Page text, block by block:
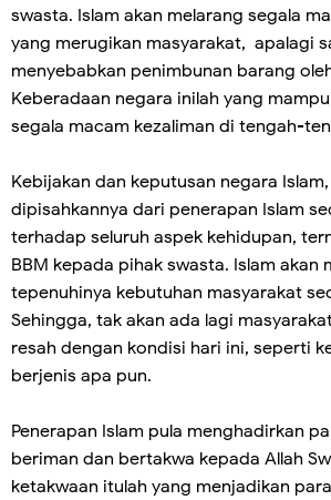
swasta. Islam akan melarang segala
yang merugikan masyarakat, apalagi
menyebabkan penimbunan barang
Keberadaan negara inilah yang
segala macam kezaliman di tengah-
Kebijakan dan keputusan negara
dipisahkannya dari penerapan Islam
terhadap seluruh aspek kehidupan,
BBM kepada pihak swasta. Islam akan
tepenuhinya kebutuhan masyarakat
Sehingga, tak akan ada lagi
resah dengan kondisi hari ini, seperti
berjenis apa pun.
Penerapan Islam pula menghadirkan
beriman dan bertakwa kepada Allah
ketakwaan itulah yang menjadikan